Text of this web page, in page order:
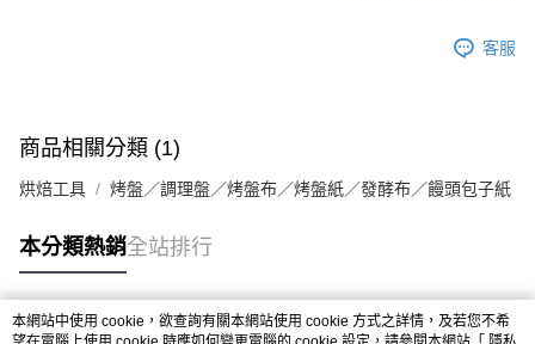
任。
４．使用「AFTEE先享後付」時，將依據個別帳號之用戶狀況，依本公司即
時審查核予不同之上限額度；若仍有額度不足之情形，本公司將視審查結果
請求用戶進行身份認證。
恩沛科技股份有限公司將有權停止該用戶之使用額度並採取法律行動。
離島客戶-中華郵政
每筆NT$120，滿NT$2,000(含以上)免運費
客服
商品相關分類 (1)
烘焙工具 烤盤／調理盤／烤盤布／烤盤紙／發酵布／饅頭包子紙
本分類熱銷全站排行
本網站中使用 cookie，欲查詢有關本網站使用 cookie 方式之詳情，及若您不希